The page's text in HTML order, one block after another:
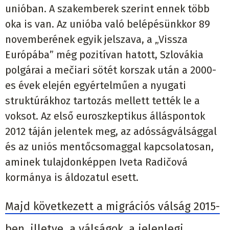
unióban. A szakemberek szerint ennek több
oka is van. Az unióba való belépésünkkor 89
novemberének egyik jelszava, a „Vissza
Európába” még pozitívan hatott, Szlovákia
polgárai a mečiari sötét korszak után a 2000-
es évek elején egyértelműen a nyugati
struktúrákhoz tartozás mellett tették le a
voksot. Az első euroszkeptikus álláspontok
2012 táján jelentek meg, az adósságválsággal
és az uniós mentőcsomaggal kapcsolatosan,
aminek tulajdonképpen Iveta Radičová
kormánya is áldozatul esett.
Majd következett a migrációs válság 2015-